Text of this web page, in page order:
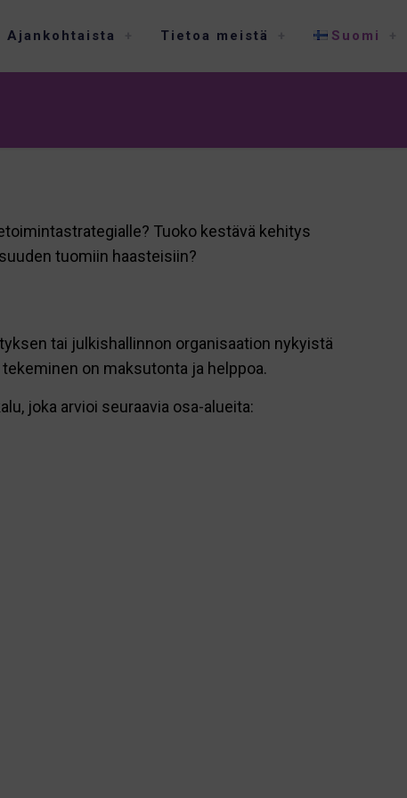
Ajankohtaista Tietoa meistä Suomi
Tuoko kestävä kehitys
tuomiin haasteisiin?
tai julkishallinnon organisaation nykyistä
on maksutonta ja helppoa.
joka arvioi seuraavia osa-alueita: